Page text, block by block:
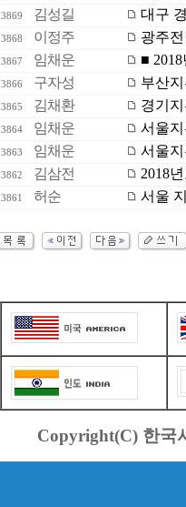
3869 김성길 대구
3868 이정주 광주
3867 임채운 ■
3866 구자성 부산
3865 김채환 경기
3864 임채운 서울
3863 임채운 서울
3862 김삼전 2018
3861 허순 서울
Copyright(C) 한국